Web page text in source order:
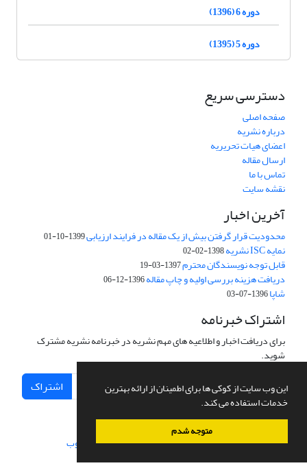
این وب سایت از کوکی ها برای اطمینان از ارائه بهترین
خدمات استفاده می کند.
متوجه شدم
دوره 6 (1396)
دوره 5 (1395)
دسترسی سریع
صفحه اصلی
درباره نشریه
اعضای هیات تحریریه
ارسال مقاله
تماس با ما
نقشه سایت
آخرین اخبار
محدودیت قرار گرفتن بیش از یک مقاله در فرایند ارزیابی1399-10-01
نمایه ISC نشریه 1398-02-02
قابل توجه نویسندگان محترم1397-03-19
دریافت هزینه بررسی اولیه و چاپ مقاله1396-12-06
شاپا1396-07-03
اشتراک خبرنامه
برای دریافت اخبار و اطلاعیه های مهم نشریه در خبرنامه نشریه مشترک
شوید.
اشتراک
سامانه مدیریت نشریات علمی.طراحی و پیاده سازی از سیناوب